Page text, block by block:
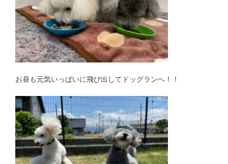
お昼も元気いっぱいに飛び出してドッグランへ！！